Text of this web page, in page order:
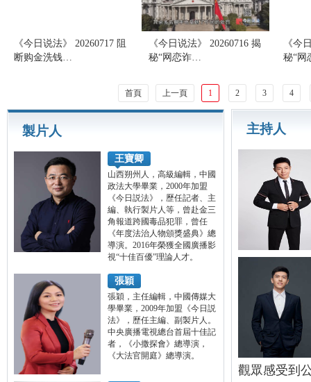
《今日说法》 20260717 阻
断购金洗钱…
《今日说法》 20260716 揭
秘“网恋诈…
《今
秘“
首頁 上一頁 1 2 3 4
製片人
王寶卿
山西朔州人，高級編輯，中國
政法大學畢業，2000年加盟
《今日説法》，歷任記者、主
編、執行製片人等，曾赴金三
角報道跨國毒品犯罪，曾任
《年度法治人物頒獎盛典》總
導演。2016年榮獲全國廣播影
視“十佳百優”理論人才。
張穎
張穎，主任編輯，中國傳媒大
學畢業，2009年加盟《今日説
法》，歷任主編、副製片人。
中央廣播電視總台首屆十佳記
者，《小撒探會》總導演，
《大法官開庭》總導演。
主持人
觀眾感受到